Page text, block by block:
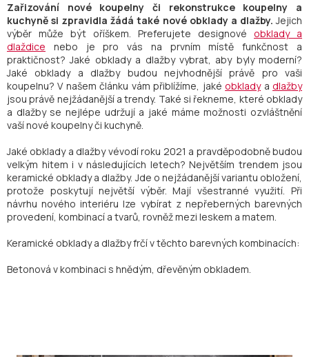
Zařizování nové koupelny či rekonstrukce koupelny a
kuchyně si zpravidla žádá také nové obklady a dlažby. Jejich
výběr může být oříškem. Preferujete designové obklady a
dlaždice nebo je pro vás na prvním místě funkčnost a
praktičnost? Jaké obklady a dlažby vybrat, aby byly moderní?
Jaké obklady a dlažby budou nejvhodnější právě pro vaši
koupelnu? V našem článku vám přiblížíme, jakéobkladyadlažby
jsou právě nejžádanější a trendy. Také si řekneme, které obklady
a dlažby se nejlépe udržují a jaké máme možnosti ozvláštnění
vaší nové koupelny či kuchyně.
Jaké obklady a dlažby vévodí roku 2021 a pravděpodobně budou
velkým hitem i v následujících letech? Největším trendem jsou
keramické obklady a dlažby. Jde o nejžádanější variantu obložení,
protože poskytují největší výběr. Mají všestranné využití. Při
návrhu nového interiéru lze vybírat z nepřeberných barevných
provedení, kombinací a tvarů, rovněž mezi leskem a matem.
Keramické obklady a dlažby frčí v těchto barevných kombinacích:
Betonová v kombinaci s hnědým, dřevěným obkladem.